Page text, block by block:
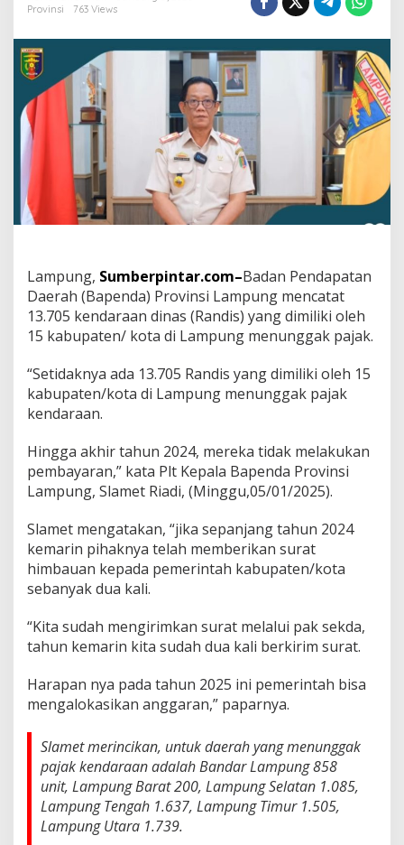
a
a
B
r
o
i
L
a
m
u
n
g
l
a
m
e
R
i
y
a
d
T
e
l
h
M
y
u
r
a
t
i
Provinsi
763 Views
Lampung, Sumberpintar.com–Badan Pendapatan
Daerah (Bapenda) Provinsi Lampung mencatat
13.705 kendaraan dinas (Randis) yang dimiliki oleh
15 kabupaten/ kota di Lampung menunggak pajak.
“Setidaknya ada 13.705 Randis yang dimiliki oleh 15
kabupaten/kota di Lampung menunggak pajak
kendaraan.
Hingga akhir tahun 2024, mereka tidak melakukan
pembayaran,” kata Plt Kepala Bapenda Provinsi
Lampung, Slamet Riadi, (Minggu,05/01/2025).
Slamet mengatakan, “jika sepanjang tahun 2024
kemarin pihaknya telah memberikan surat
himbauan kepada pemerintah kabupaten/kota
sebanyak dua kali.
“Kita sudah mengirimkan surat melalui pak sekda,
tahun kemarin kita sudah dua kali berkirim surat.
Harapan nya pada tahun 2025 ini pemerintah bisa
mengalokasikan anggaran,” paparnya.
Slamet merincikan, untuk daerah yang menunggak
pajak kendaraan adalah Bandar Lampung 858
unit, Lampung Barat 200, Lampung Selatan 1.085,
Lampung Tengah 1.637, Lampung Timur 1.505,
Lampung Utara 1.739.